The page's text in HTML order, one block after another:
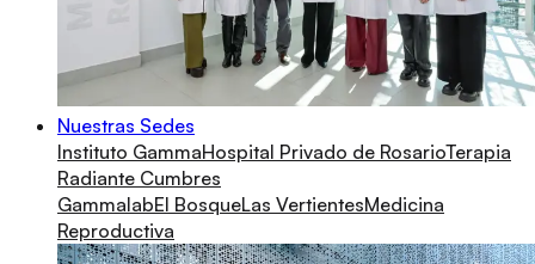
Nuestras Sedes
Instituto GammaHospital Privado de RosarioTerapia
Radiante Cumbres
GammalabEl BosqueLas VertientesMedicina
Reproductiva